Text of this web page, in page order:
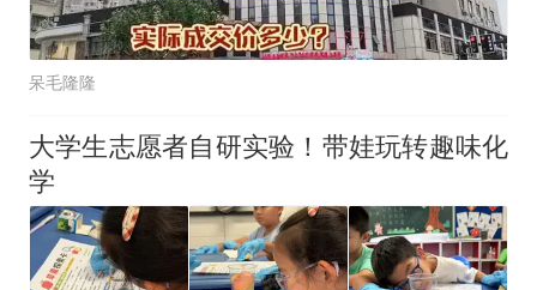
呆毛隆隆
大学生志愿者自研实验！带娃玩转趣味化
学